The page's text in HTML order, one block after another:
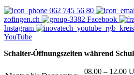
062 745 56 80
zofingen.ch
Facebook
Instagram
YouTube
Schalter-Öffnungszeiten während
08.00 – 12.00